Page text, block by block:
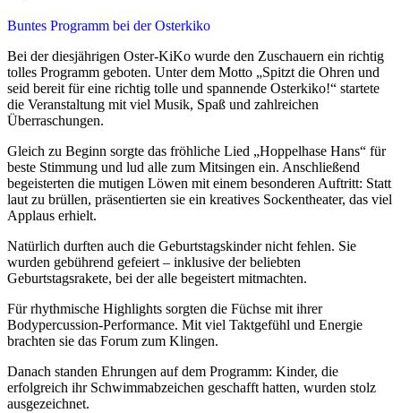
Buntes Programm bei der Osterkiko
Bei der diesjährigen Oster-KiKo wurde den Zuschauern ein richtig
tolles Programm geboten. Unter dem Motto „Spitzt die Ohren und
seid bereit für eine richtig tolle und spannende Osterkiko!“ startete
die Veranstaltung mit viel Musik, Spaß und zahlreichen
Überraschungen.
Gleich zu Beginn sorgte das fröhliche Lied „Hoppelhase Hans“ für
beste Stimmung und lud alle zum Mitsingen ein. Anschließend
begeisterten die mutigen Löwen mit einem besonderen Auftritt: Statt
laut zu brüllen, präsentierten sie ein kreatives Sockentheater, das viel
Applaus erhielt.
Natürlich durften auch die Geburtstagskinder nicht fehlen. Sie
wurden gebührend gefeiert – inklusive der beliebten
Geburtstagsrakete, bei der alle begeistert mitmachten.
Für rhythmische Highlights sorgten die Füchse mit ihrer
Bodypercussion-Performance. Mit viel Taktgefühl und Energie
brachten sie das Forum zum Klingen.
Danach standen Ehrungen auf dem Programm: Kinder, die
erfolgreich ihr Schwimmabzeichen geschafft hatten, wurden stolz
ausgezeichnet.